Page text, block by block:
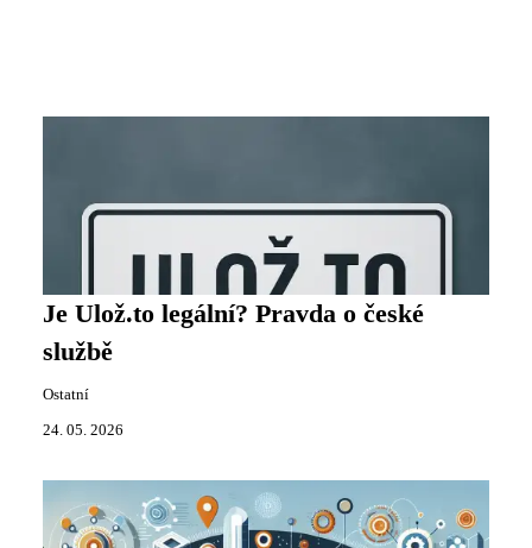
Je Ulož.to legální? Pravda o české
službě
Ostatní
24. 05. 2026